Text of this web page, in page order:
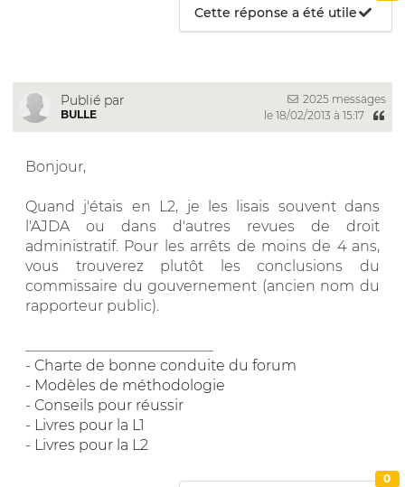
Cette réponse a été utile
Publié par
BULLE
2025 messages
le 18/02/2013 à 15:17
Bonjour,
Quand j'étais en L2, je les lisais souvent dans
l'AJDA ou dans d'autres revues de droit
administratif. Pour les arrêts de moins de 4 ans,
vous trouverez plutôt les conclusions du
commissaire du gouvernement (ancien nom du
rapporteur public).
- Charte de bonne conduite du forum
- Modèles de méthodologie
- Conseils pour réussir
- Livres pour la L1
- Livres pour la L2
0